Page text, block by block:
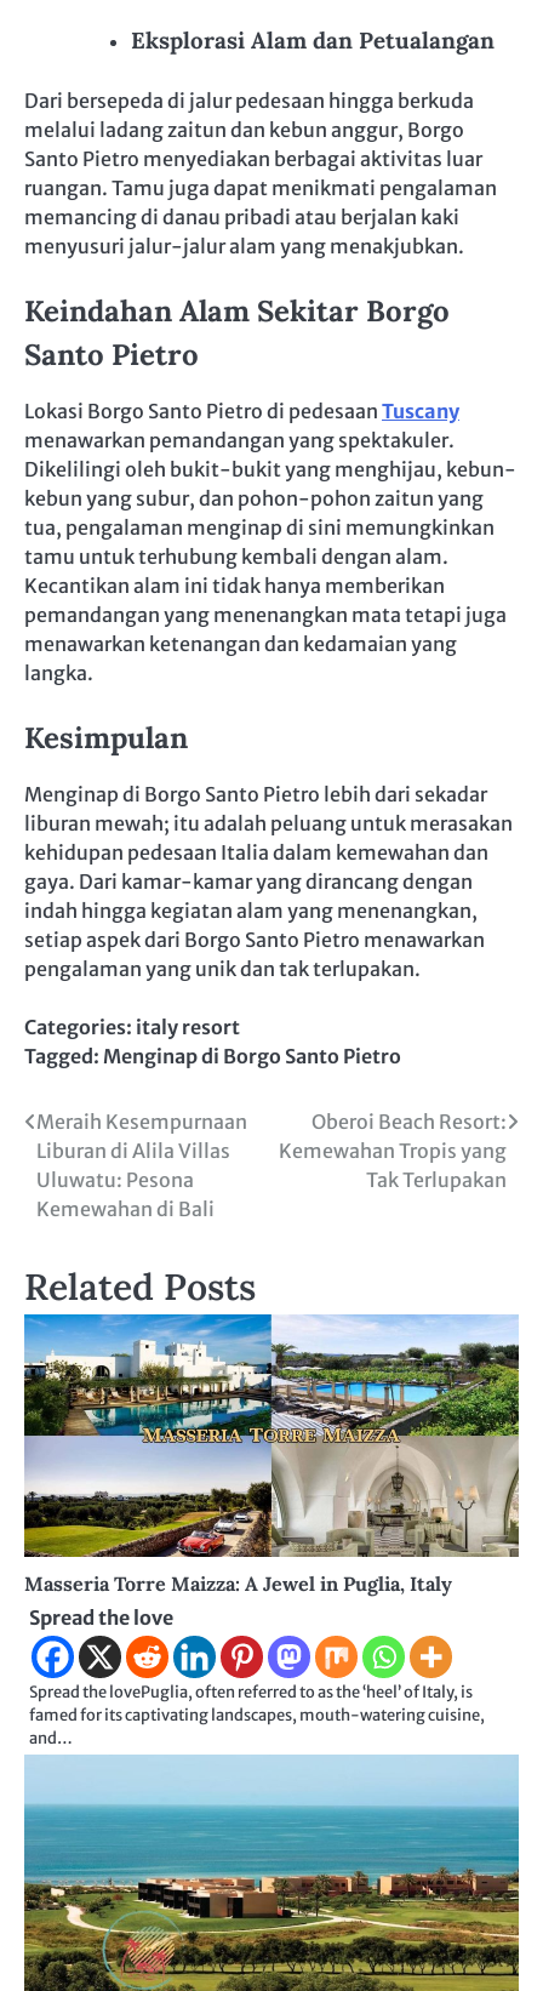
Eksplorasi Alam dan Petualangan
Dari bersepeda di jalur pedesaan hingga berkuda
melalui ladang zaitun dan kebun anggur, Borgo
Santo Pietro menyediakan berbagai aktivitas luar
ruangan. Tamu juga dapat menikmati pengalaman
memancing di danau pribadi atau berjalan kaki
menyusuri jalur-jalur alam yang menakjubkan.
Keindahan Alam Sekitar Borgo
Santo Pietro
Lokasi Borgo Santo Pietro di pedesaan Tuscany
menawarkan pemandangan yang spektakuler.
Dikelilingi oleh bukit-bukit yang menghijau, kebun-
kebun yang subur, dan pohon-pohon zaitun yang
tua, pengalaman menginap di sini memungkinkan
tamu untuk terhubung kembali dengan alam.
Kecantikan alam ini tidak hanya memberikan
pemandangan yang menenangkan mata tetapi juga
menawarkan ketenangan dan kedamaian yang
langka.
Kesimpulan
Menginap di Borgo Santo Pietro lebih dari sekadar
liburan mewah; itu adalah peluang untuk merasakan
kehidupan pedesaan Italia dalam kemewahan dan
gaya. Dari kamar-kamar yang dirancang dengan
indah hingga kegiatan alam yang menenangkan,
setiap aspek dari Borgo Santo Pietro menawarkan
pengalaman yang unik dan tak terlupakan.
Categories: italy resort
Tagged: Menginap di Borgo Santo Pietro
Post
navigation
Meraih Kesempurnaan
Liburan di Alila Villas
Uluwatu: Pesona
Kemewahan di Bali
Oberoi Beach Resort:
Kemewahan Tropis yang
Tak Terlupakan
Related Posts
Masseria Torre Maizza: A Jewel in Puglia, Italy
Spread the love
Spread the lovePuglia, often referred to as the ‘heel’ of Italy, is
famed for its captivating landscapes, mouth-watering cuisine,
and…